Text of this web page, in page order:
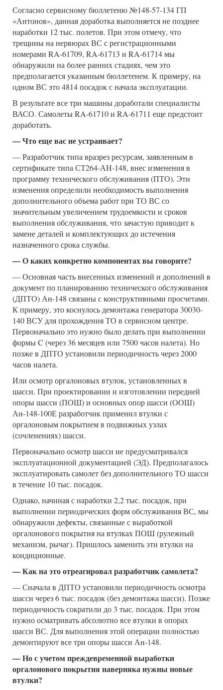
Согласно сервисному бюллетеню №148-57-134 ГП
«Антонов», данная доработка выполняется не позднее
наработки 12 тыс. полетов. При этом отмечу, что
трещины на нервюрах ВС с регистрационными
номерами RA-61709, RA-61713 и RA-61714 мы
обнаружили на более ранних стадиях, чем это
предполагается указанным бюллетенем. К примеру, на
одном ВС это 4814 посадок с начала эксплуатации.
В результате все три машины доработали специалисты
ВАСО. Самолеты RA-61710 и RA-61711 еще предстоит
доработать.
— Что еще вас не устраивает?
— Разработчик типа вразрез ресурсам, заявленным в
сертификате типа СТ264-АН-148, внес изменения в
программу технического обслуживания (ПТО). Эти
изменения определили необходимость выполнения
дополнительного объема работ при ТО ВС со
значительным увеличением трудоемкости и сроков
выполнения обслуживания, что зачастую приводит к
замене деталей и комплектующих до истечения
назначенного срока службы.
— О каких конкретно компонентах вы говорите?
— Основная часть внесенных изменений и дополнений в
документ по планированию технического обслуживания
(ДПТО) Ан-148 связаны с конструктивными просчетами.
К примеру, это коснулось демонтажа генератора 30030-
140 ВСУ для прохождения ТО в сервисном центре.
Первоначально это нужно было делать при выполнении
формы C (через 36 месяцев или 7500 часов налета). Но
позже в ДПТО установили периодичность через 2000
часов налета.
Или осмотр оргалоновых втулок, установленных в
шасси. При проектировании и изготовлении передней
опоры шасси (ПОШ) и основных опор шасси (ООШ)
Ан-148-100Е разработчик применил втулки с
оргалоновым покрытием в подвижных узлах
(сочленениях) шасси.
Первоначально осмотр шасси не предусматривался
эксплуатационной документацией (ЭД). Предполагалось
эксплуатировать самолет без дополнительного ТО шасси
в течение 10 тыс. посадок.
Однако, начиная с наработки 2,2 тыс. посадок, при
выполнении периодических форм обслуживания ВС, мы
обнаружили дефекты, связанные с выработкой
оргалонового покрытия на втулках ПОШ (рулежный
механизм, рычаг). Пришлось заменить эти втулки на
кондиционные.
— Как на это отреагировал разработчик самолета?
— Сначала в ДПТО установили периодичность осмотра
шасси через 6 тыс. посадок (без демонтажа шасси). Позже
периодичность сократили до 3 тыс. посадок. При этом
нужно осматривать абсолютно все втулки в опорах
шасси ВС. Для выполнения этой операции полностью
демонтируют все три опоры шасси Ан-148.
— Но с учетом преждевременной выработки
оргалонового покрытия наверняка нужны новые
втулки?